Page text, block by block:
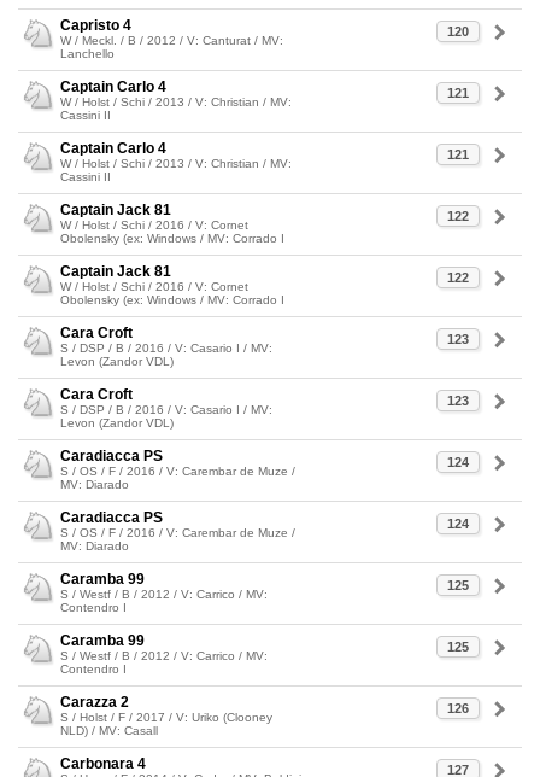
120
Capristo 4
W / Meckl. / B / 2012 / V: Canturat / MV:
Lanchello
121
Captain Carlo 4
W / Holst / Schi / 2013 / V: Christian / MV:
Cassini II
121
Captain Carlo 4
W / Holst / Schi / 2013 / V: Christian / MV:
Cassini II
122
Captain Jack 81
W / Holst / Schi / 2016 / V: Cornet
Obolensky (ex: Windows / MV: Corrado I
122
Captain Jack 81
W / Holst / Schi / 2016 / V: Cornet
Obolensky (ex: Windows / MV: Corrado I
123
Cara Croft
S / DSP / B / 2016 / V: Casario I / MV:
Levon (Zandor VDL)
123
Cara Croft
S / DSP / B / 2016 / V: Casario I / MV:
Levon (Zandor VDL)
124
Caradiacca PS
S / OS / F / 2016 / V: Carembar de Muze /
MV: Diarado
124
Caradiacca PS
S / OS / F / 2016 / V: Carembar de Muze /
MV: Diarado
125
Caramba 99
S / Westf / B / 2012 / V: Carrico / MV:
Contendro I
125
Caramba 99
S / Westf / B / 2012 / V: Carrico / MV:
Contendro I
126
Carazza 2
S / Holst / F / 2017 / V: Uriko (Clooney
NLD) / MV: Casall
127
Carbonara 4